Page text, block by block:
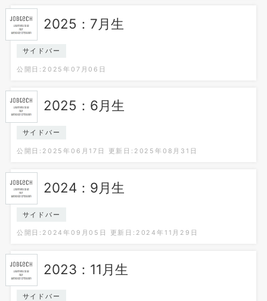
2025：7月生
サイドバー
公開日:2025年07月06日
2025：6月生
サイドバー
公開日:2025年06月17日 更新日:2025年08月31日
2024：9月生
サイドバー
公開日:2024年09月05日 更新日:2024年11月29日
2023：11月生
サイドバー